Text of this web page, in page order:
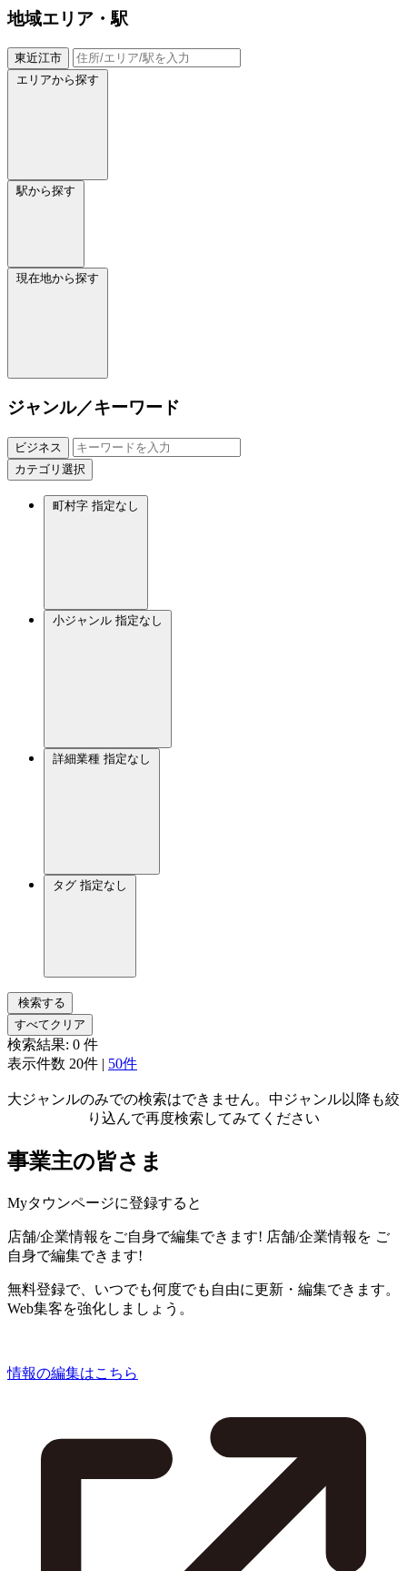
地域エリア・駅
東近江市
エリアから探す
駅から探す
現在地から探す
ジャンル／キーワード
ビジネス
カテゴリ選択
町村字 指定なし
小ジャンル 指定なし
詳細業種 指定なし
タグ 指定なし
検索する
すべてクリア
検索結果: 0 件
表示件数 20件 | 50件
大ジャンルのみでの検索はできません。中ジャンル以降も絞
り込んで再度検索してみてください
事業主の皆さま
Myタウンページに登録すると
店舗/企業情報をご自身で編集できます! 店舗/企業情報を ご
自身で編集できます!
無料登録で、いつでも何度でも自由に更新・編集できます。
Web集客を強化しましょう。
情報の編集はこちら